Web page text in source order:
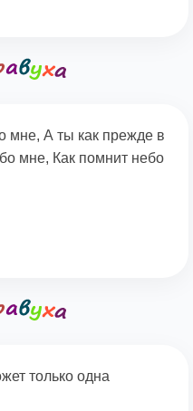
мне, А ты как прежде в
мне, Как помнит небо
только одна